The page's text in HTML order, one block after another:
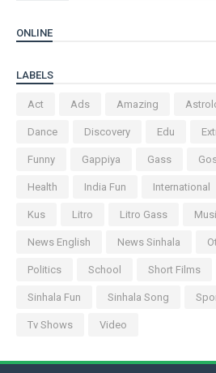
ONLINE
LABELS
Act Ads Amazing
Dance Discovery Edu
Funny Gappiya Gass
Health India Fun International
Kus Litro Litro Gass
News English News Sinhala
Politics School Short Films
Sinhala Fun Sinhala Song
Tv Shows Video